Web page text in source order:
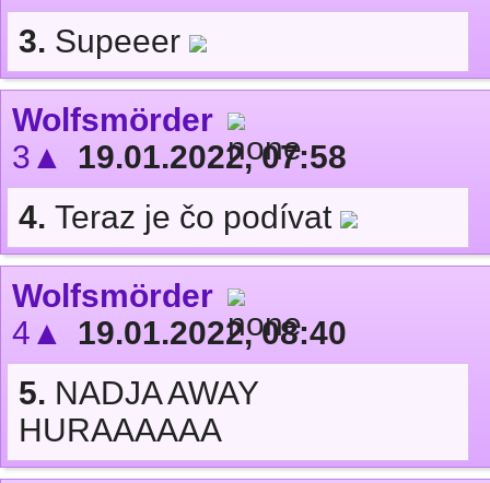
3. Supeeer
Wolfsmörder
3▲
19.01.2022, 07:58
4. Teraz je čo podívat
Wolfsmörder
4▲
19.01.2022, 08:40
5. NADJA AWAY
HURAAAAAA